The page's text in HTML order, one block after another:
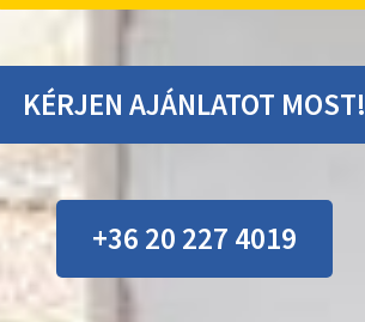
KÉRJEN AJÁNLATOT MOST!
+36 20 227 4019